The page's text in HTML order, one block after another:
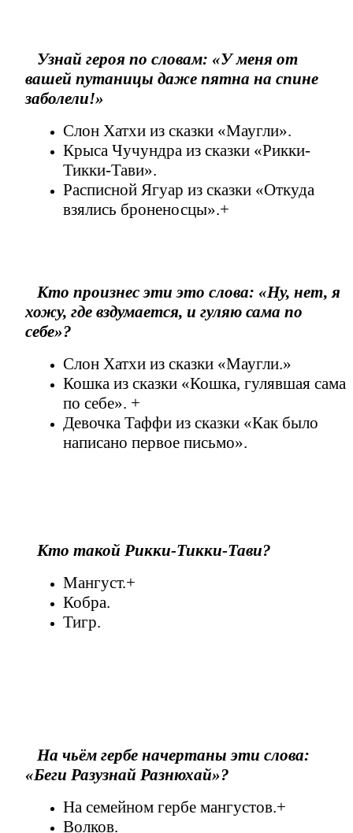
Узнай героя по словам: «У меня от
вашей путаницы даже пятна на спине
заболели!»
Слон Хатхи из сказки «Маугли».
Крыса Чучундра из сказки «Рикки-
Тикки-Тави».
Расписной Ягуар из сказки «Откуда
взялись броненосцы».+
Кто произнес эти это слова: «Ну, нет, я
хожу, где вздумается, и гуляю сама по
себе»?
Слон Хатхи из сказки «Маугли.»
Кошка из сказки «Кошка, гулявшая сама
по себе». +
Девочка Таффи из сказки «Как было
написано первое письмо».
Кто такой Рикки-Тикки-Тави?
Мангуст.+
Кобра.
Тигр.
На чьём гербе начертаны эти слова:
«Беги Разузнай Разнюхай»?
На семейном гербе мангустов.+
Волков.